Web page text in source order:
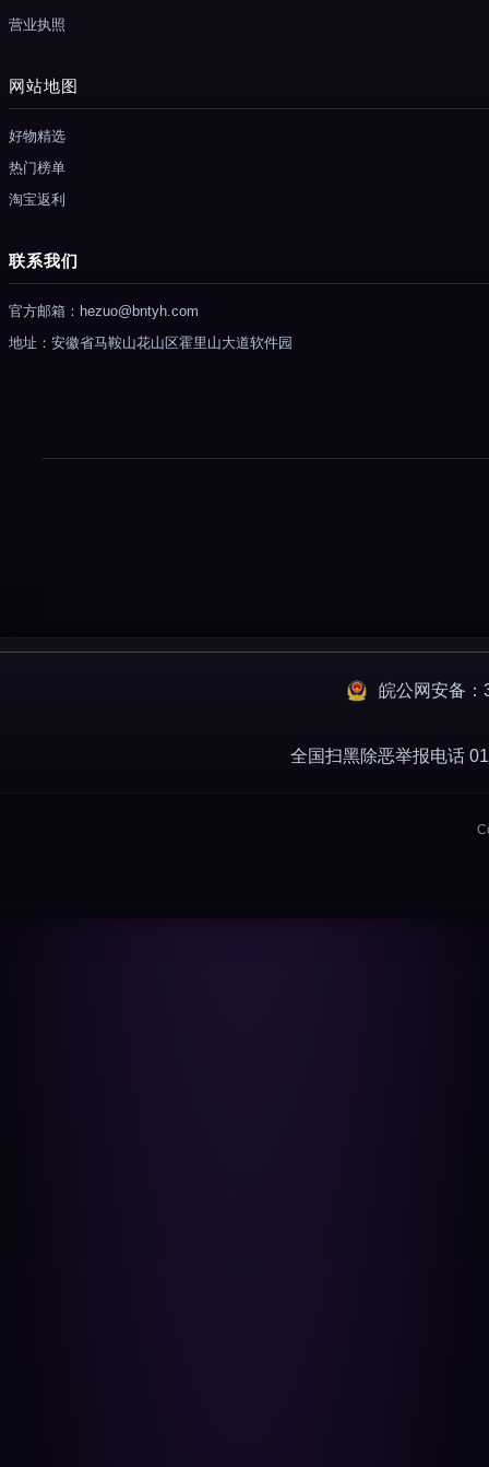
营业执照
网站地图
好物精选
热门榜单
淘宝返利
联系我们
官方邮箱：hezuo@bntyh.com
地址：安徽省马鞍山花山区霍里山大道软件园
皖公网安备
全国扫黑除恶举报电话